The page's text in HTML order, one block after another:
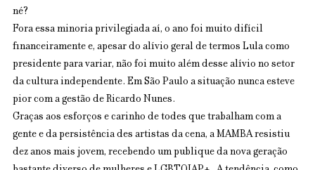
né?
Fora essa minoria privilegiada aí, o ano foi muito difícil
financeiramente e, apesar do alívio geral de termos Lula como
presidente para variar, não foi muito além desse alívio no setor
da cultura independente. Em São Paulo a situação nunca esteve
pior com a gestão de Ricardo Nunes.
Graças aos esforços e carinho de todes que trabalham com a
gente e da persistência des artistas da cena, a MAMBA resistiu
dez anos mais jovem, recebendo um publique da nova geração